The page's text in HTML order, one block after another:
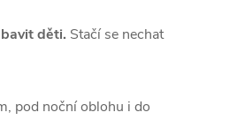
děti. Stačí se nechat
pod noční oblohu i do